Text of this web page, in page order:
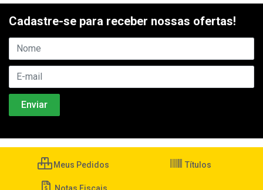
Cadastre-se para receber nossas ofertas!
Meus Pedidos Títulos
Notas Fiscais